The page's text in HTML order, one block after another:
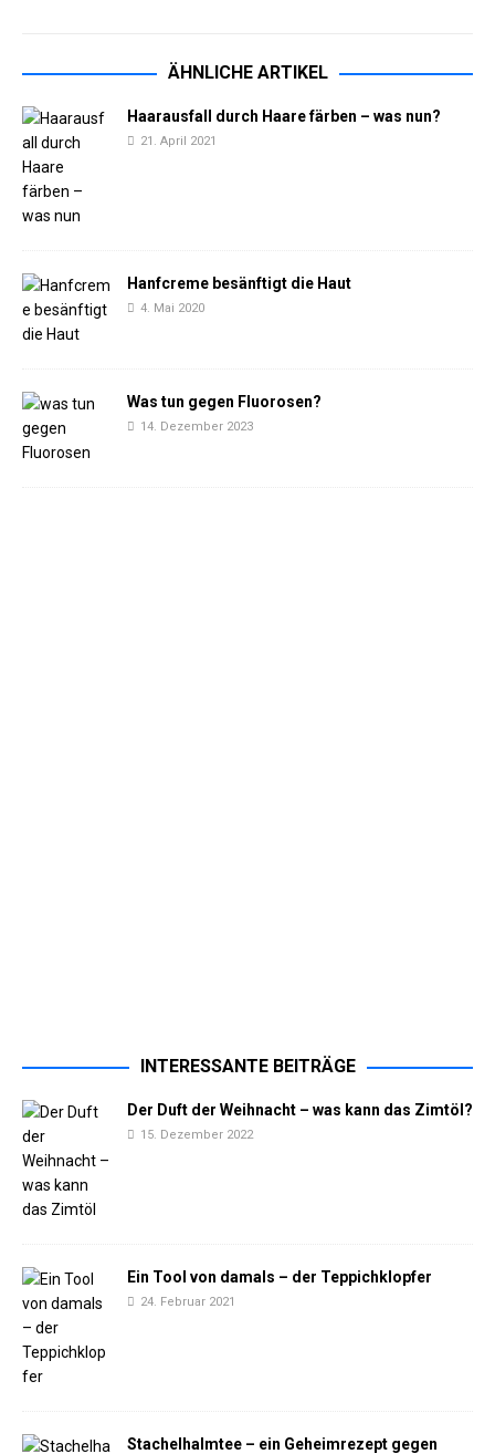
ÄHNLICHE ARTIKEL
Haarausfall durch Haare färben – was nun?
21. April 2021
Hanfcreme besänftigt die Haut
4. Mai 2020
Was tun gegen Fluorosen?
14. Dezember 2023
INTERESSANTE BEITRÄGE
Der Duft der Weihnacht – was kann das Zimtöl?
15. Dezember 2022
Ein Tool von damals – der Teppichklopfer
24. Februar 2021
Stachelhalmtee – ein Geheimrezept gegen